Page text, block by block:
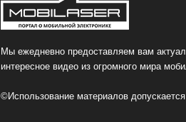
Мы ежедневно предоставляем вам
интересное видео из огромного мира
©Использование материалов